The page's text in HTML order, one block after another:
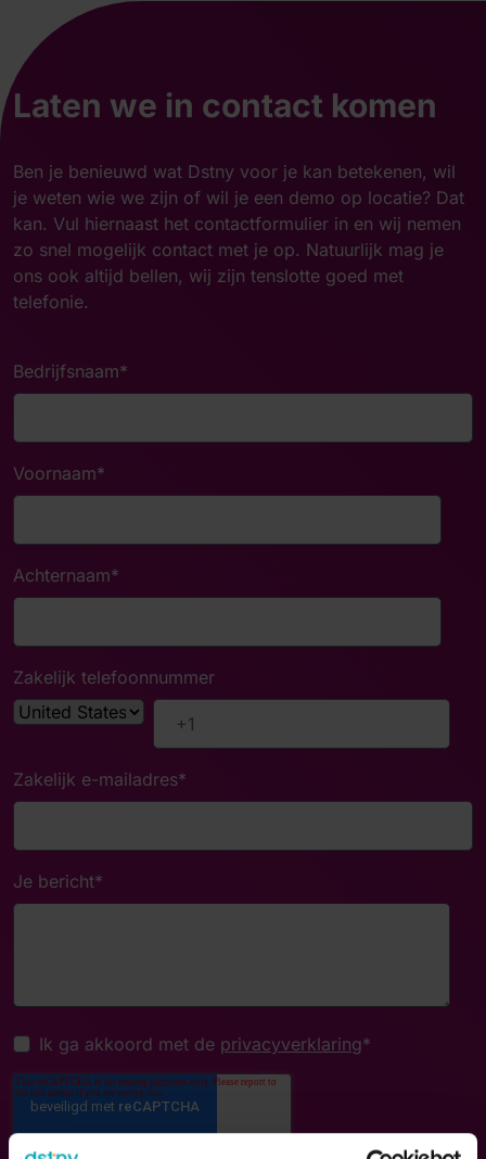
Laten we in contact komen
Ben je benieuwd wat Dstny voor je kan betekenen, wil
je weten wie we zijn of wil je een demo op locatie? Dat
kan. Vul hiernaast het contactformulier in en wij nemen
zo snel mogelijk contact met je op. Natuurlijk mag je
ons ook altijd bellen, wij zijn tenslotte goed met
telefonie.
Bedrijfsnaam*
Voornaam*
Achternaam*
Zakelijk telefoonnummer
Zakelijk e-mailadres*
Je bericht*
Ik ga akkoord met de privacyverklaring*